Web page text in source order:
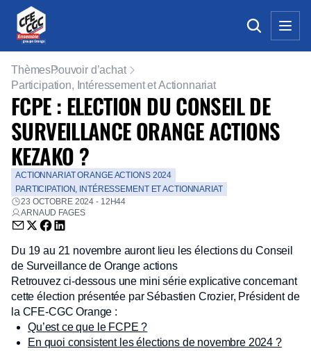
ThèmesPouvoir d’achat
Participation, Intéressement et Actionnariat
FCPE : ELECTION DU CONSEIL DE
SURVEILLANCE ORANGE ACTIONS
KEZAKO ?
ACTIONNARIAT ORANGE ACTIONS 2024
PARTICIPATION, INTÉRESSEMENT ET ACTIONNARIAT
23 OCTOBRE 2024 - 12H44
ARNAUD FAGES
Envoyer par email (nouvelle fenêtre)
Partager sur Twitter (nouvelle fenêtre)
Partager sur Facebook (nouvelle fenêtre)
Partager sur LinkedIn (nouvelle fenêtre)
Du 19 au 21 novembre auront lieu les élections du Conseil
de Surveillance de Orange actions
Retrouvez ci-dessous une mini série explicative concernant
cette élection présentée par Sébastien Crozier, Président de
la CFE-CGC Orange :
Qu’est ce que le FCPE ?
En quoi consistent les élections de novembre 2024 ?